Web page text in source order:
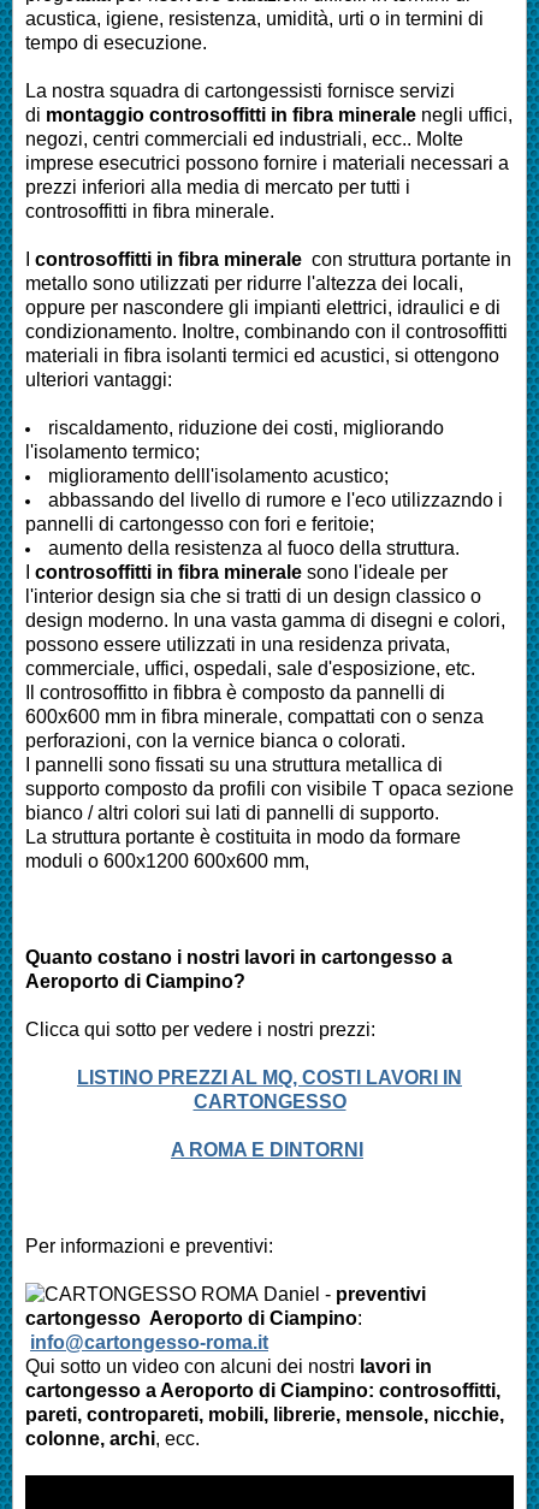
acustica, igiene, resistenza, umidità, urti o in termini di
tempo di esecuzione.
La nostra squadra di cartongessisti fornisce servizi
di montaggio controsoffitti in fibra minerale negli uffici,
negozi, centri commerciali ed industriali, ecc.. Molte
imprese esecutrici possono fornire i materiali necessari a
prezzi inferiori alla media di mercato per tutti i
controsoffitti in fibra minerale.
controsoffitti in fibra minerale con struttura portante in
metallo sono utilizzati per ridurre l'altezza dei locali,
oppure per nascondere gli impianti elettrici, idraulici e di
condizionamento. Inoltre, combinando con il controsoffitti
materiali in fibra isolanti termici ed acustici, si ottengono
ulteriori vantaggi:
riscaldamento, riduzione dei costi, migliorando
l'isolamento termico;
miglioramento delll'isolamento acustico;
abbassando del livello di rumore e l'eco utilizzazndo i
pannelli di cartongesso con fori e feritoie;
aumento della resistenza al fuoco della struttura.
controsoffitti in fibra minerale sono l'ideale per
l'interior design sia che si tratti di un design classico o
design moderno. In una vasta gamma di disegni e colori,
possono essere utilizzati in una residenza privata,
commerciale, uffici, ospedali, sale d'esposizione, etc.
Il controsoffitto in fibbra è composto da pannelli di
600x600 mm in fibra minerale, compattati con o senza
perforazioni, con la vernice bianca o colorati.
I pannelli sono fissati su una struttura metallica di
supporto composto da profili con visibile T opaca sezione
bianco / altri colori sui lati di pannelli di supporto.
La struttura portante è costituita in modo da formare
moduli o 600x1200 600x600 mm,
Quanto costano i nostri lavori in cartongesso a
Aeroporto di Ciampino?
Clicca qui sotto per vedere i nostri prezzi:
LISTINO PREZZI AL MQ, COSTI LAVORI IN
CARTONGESSO
A ROMA E DINTORNI
Per informazioni e preventivi:
Daniel - preventivi
cartongesso Aeroporto di Ciampino:
info@cartongesso-roma.it
Qui sotto un video con alcuni dei nostri lavori in
cartongesso aAeroporto di Ciampino: controsoffitti,
pareti, contropareti, mobili, librerie, mensole, nicchie,
colonne, archi, ecc.